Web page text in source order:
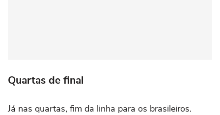
Quartas de final
Já nas quartas, fim da linha para os brasileiros.